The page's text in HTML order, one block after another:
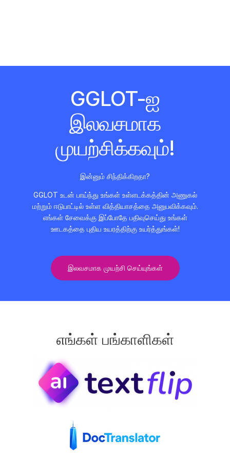
GGLOT-ஐ
இலவசமாக
முயற்சிக்கவும்!
இன்னும் சிந்திக்கிறதா?
GGLOT உடன் பாய்ந்து உங்கள் உள்ளடக்கத்தின் அணுகல்
மற்றும் ஈடுபாட்டில் உள்ள வித்தியாசத்தை அனுபவிக்கவும்.
எங்கள் சேவைக்கு இப்போதே பதிவுசெய்து உங்கள்
ஊடகத்தை புதிய உயரத்திற்கு உயர்த்துங்கள்!
இலவசமாக முயற்சி செய்யுங்கள்
எங்கள் பங்காளிகள்